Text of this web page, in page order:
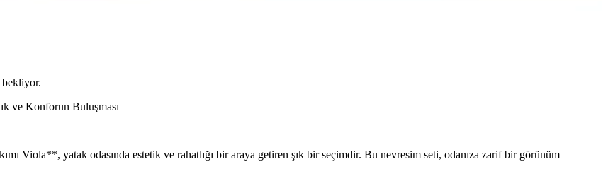
ve Konforun Buluşması
Viola**, yatak odasında estetik ve rahatlığı bir araya getiren şık bir seçimdir. Bu nevresim seti, odanıza zarif bir görünüm